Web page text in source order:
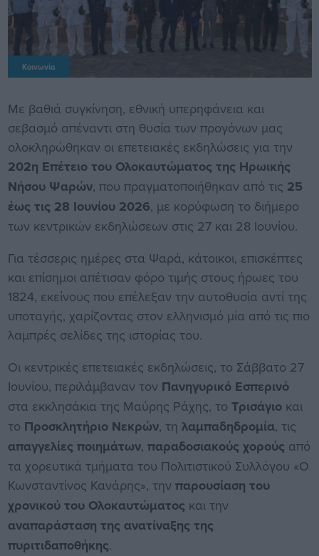
Κοινωνία
Με βαθιά συγκίνηση, εθνική υπερηφάνεια και
σεβασμό απέναντι στη θυσία των προγόνων μας
ολοκληρώθηκαν οι επετειακές εκδηλώσεις για την
202η Επέτειο του Ολοκαυτώματος της Ηρωικής
Νήσου Ψαρών, που πραγματοποιήθηκαν από τις 25
έως τις 28 Ιουνίου 2026, με κορύφωση το διήμερο
των κεντρικών εκδηλώσεων στις 27 και 28 Ιουνίου.
Για τέσσερις ημέρες στα Ψαρά, κάτοικοι, επισκέπτες
και επίσημοι απέτισαν φόρο τιμής στους ήρωες του
1824, εκείνους που επέλεξαν την αυτοθυσία αντί της
υποταγής, χαρίζοντας στον ελληνισμό μία από τις πιο
λαμπρές σελίδες της ιστορίας του.
Οι κεντρικές επετειακές εκδηλώσεις, το Σάββατο 27
Ιουνίου, περιλάμβαναν τον Πανηγυρικό Εσπερινό
στα εκκλησάκια της Μαύρης Ράχης, το Τρισάγιοκαι
το Προσκλητήριο Νεκρών, τη λαμπαδηδρομία, τις
απαγγελίες ποιημάτων, παραδοσιακούς χορούς από
τα χορευτικά τμήματα του Πολιτιστικού Συλλόγου «Ο
Κωνσταντίνος Κανάρης», την παρουσίαση του
χρονικού του Ολοκαυτώματος και την
αναπαράσταση της ανατίναξης της
πυριτιδαποθήκης.